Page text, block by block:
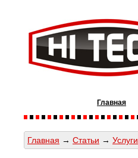
Главная
Главная → Статьи → Услуги